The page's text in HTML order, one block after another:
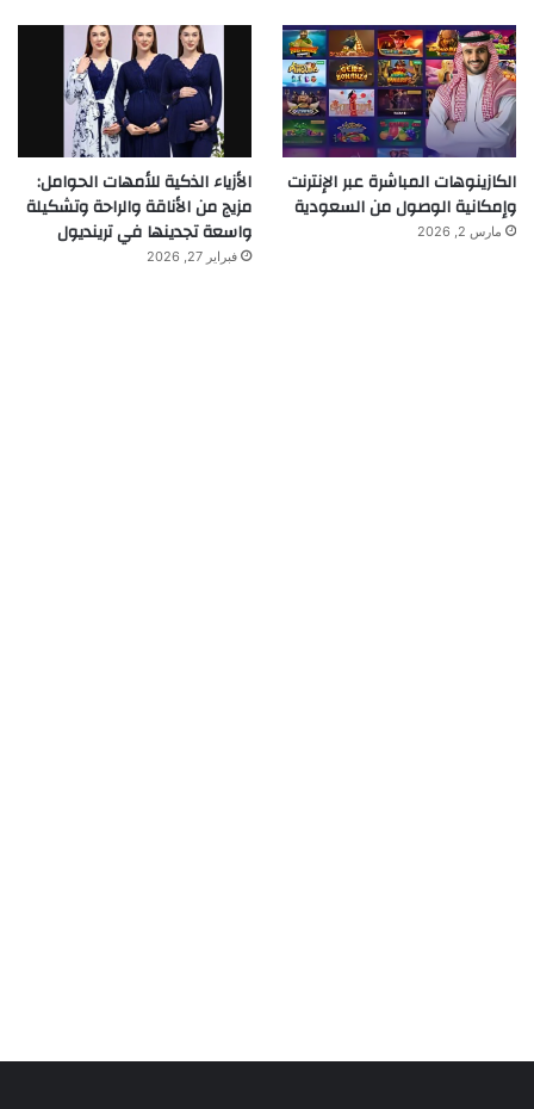
الكازينوهات المباشرة عبر الإنترنت
وإمكانية الوصول من السعودية
مارس 2, 2026
الأزياء الذكية للأمهات الحوامل:
مزيج من الأناقة والراحة وتشكيلة
واسعة تجدينها في ترينديول
فبراير 27, 2026